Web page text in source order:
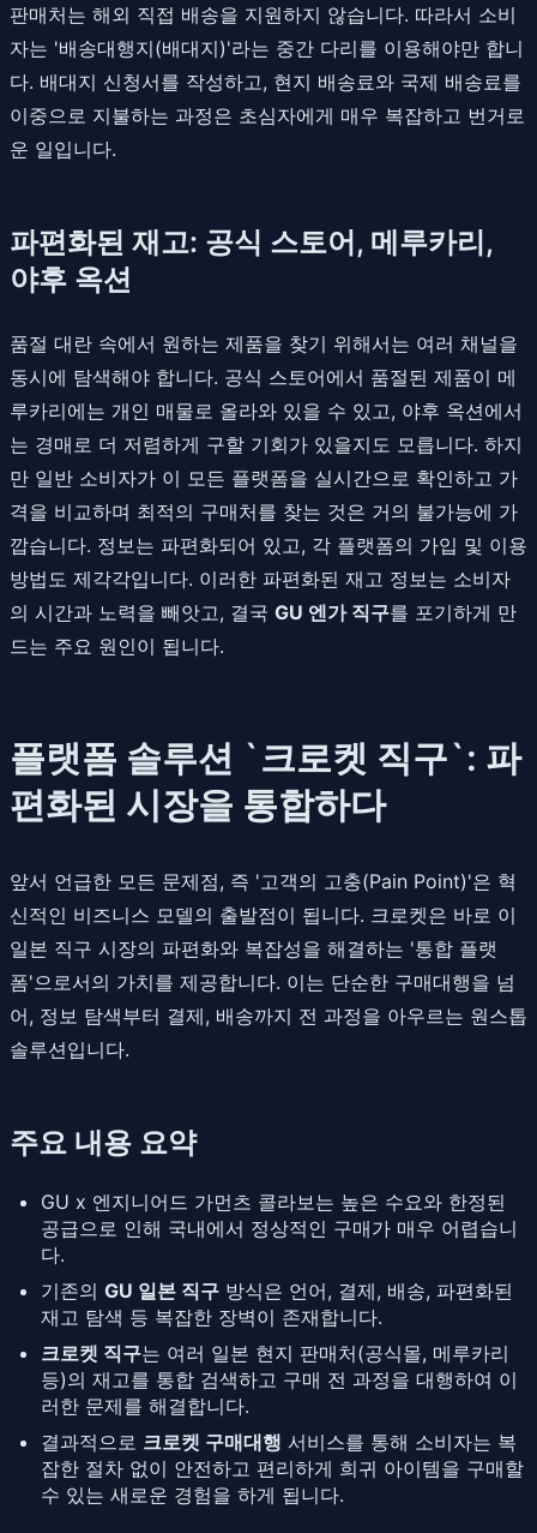
판매처는 해외 직접 배송을 지원하지 않습니다. 따라서 소비
자는 '배송대행지(배대지)'라는 중간 다리를 이용해야만 합니
다. 배대지 신청서를 작성하고, 현지 배송료와 국제 배송료를
이중으로 지불하는 과정은 초심자에게 매우 복잡하고 번거로
운 일입니다.
파편화된 재고: 공식 스토어, 메루카리,
야후 옥션
품절 대란 속에서 원하는 제품을 찾기 위해서는 여러 채널을
동시에 탐색해야 합니다. 공식 스토어에서 품절된 제품이 메
루카리에는 개인 매물로 올라와 있을 수 있고, 야후 옥션에서
는 경매로 더 저렴하게 구할 기회가 있을지도 모릅니다. 하지
만 일반 소비자가 이 모든 플랫폼을 실시간으로 확인하고 가
격을 비교하며 최적의 구매처를 찾는 것은 거의 불가능에 가
깝습니다. 정보는 파편화되어 있고, 각 플랫폼의 가입 및 이용
방법도 제각각입니다. 이러한 파편화된 재고 정보는 소비자
의 시간과 노력을 빼앗고, 결국 GU 엔가 직구를 포기하게 만
드는 주요 원인이 됩니다.
플랫폼 솔루션 `크로켓 직구`: 파
편화된 시장을 통합하다
앞서 언급한 모든 문제점, 즉 '고객의 고충(Pain Point)'은 혁
신적인 비즈니스 모델의 출발점이 됩니다. 크로켓은 바로 이
일본 직구 시장의 파편화와 복잡성을 해결하는 '통합 플랫
폼'으로서의 가치를 제공합니다. 이는 단순한 구매대행을 넘
어, 정보 탐색부터 결제, 배송까지 전 과정을 아우르는 원스톱
솔루션입니다.
주요 내용 요약
GU x 엔지니어드 가먼츠 콜라보는 높은 수요와 한정된
공급으로 인해 국내에서 정상적인 구매가 매우 어렵습니
다.
기존의 GU 일본 직구 방식은 언어, 결제, 배송, 파편화된
재고 탐색 등 복잡한 장벽이 존재합니다.
크로켓 직구는 여러 일본 현지 판매처(공식몰, 메루카리
등)의 재고를 통합 검색하고 구매 전 과정을 대행하여 이
러한 문제를 해결합니다.
결과적으로 크로켓 구매대행 서비스를 통해 소비자는 복
잡한 절차 없이 안전하고 편리하게 희귀 아이템을 구매할
수 있는 새로운 경험을 하게 됩니다.